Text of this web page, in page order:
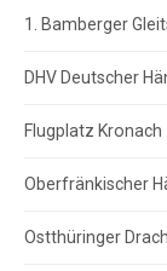
1. Bamberger
DHV Deutscher
Flugplatz Kronach
Oberfränkischer
Ostthüringer